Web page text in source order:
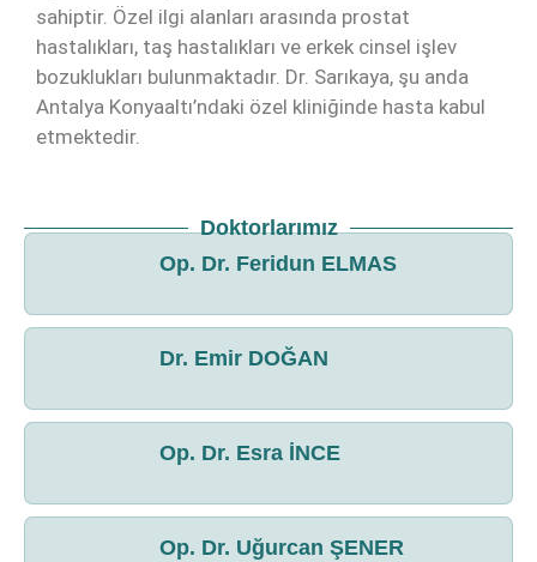
sahiptir. Özel ilgi alanları arasında prostat
hastalıkları, taş hastalıkları ve erkek cinsel işlev
bozuklukları bulunmaktadır. Dr. Sarıkaya, şu anda
Antalya Konyaaltı’ndaki özel kliniğinde hasta kabul
etmektedir.
Doktorlarımız
Op. Dr. Feridun ELMAS
Dr. Emir DOĞAN
Op. Dr. Esra İNCE
Op. Dr. Uğurcan ŞENER